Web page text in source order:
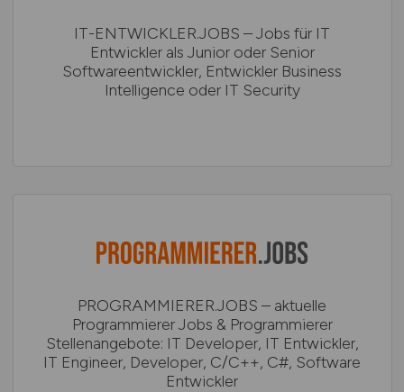
IT-ENTWICKLER.JOBS – Jobs für IT
Entwickler als Junior oder Senior
Softwareentwickler, Entwickler Business
Intelligence oder IT Security
PROGRAMMIERER.JOBS – aktuelle
Programmierer Jobs & Programmierer
Stellenangebote: IT Developer, IT Entwickler,
IT Engineer, Developer, C/C++, C#, Software
Entwickler